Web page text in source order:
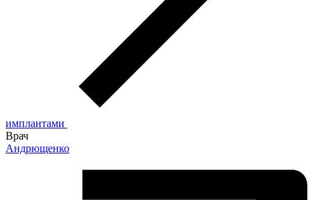
имплантами
Врач
Андрющенко